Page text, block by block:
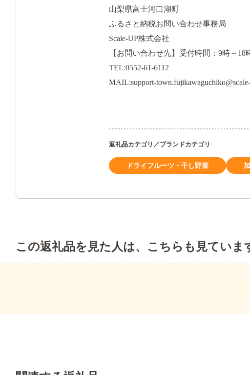
山梨県富士河口湖町
ふるさと納税お問い合わせ事務局
Scale-UP株式会社
【お問い合わせ先】受付時間：9時～18
TEL:0552-61-6112
MAIL:support-
返礼品カテゴリ／ブランドカテゴリ
ドライフルーツ・干し野菜
この返礼品を見た人は、こちらも見ていま